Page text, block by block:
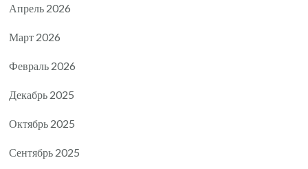
Апрель 2026
Март 2026
Февраль 2026
Декабрь 2025
Октябрь 2025
Сентябрь 2025